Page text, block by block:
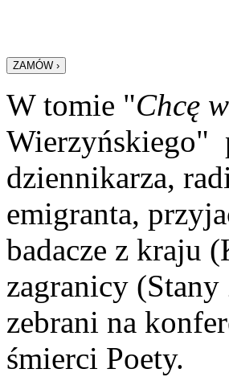
W tomie "Chcę
Wierzyńskiego"
dziennikarza,
emigranta,
badacze z kraju
zagranicy
zebrani na
śmierci Poety.